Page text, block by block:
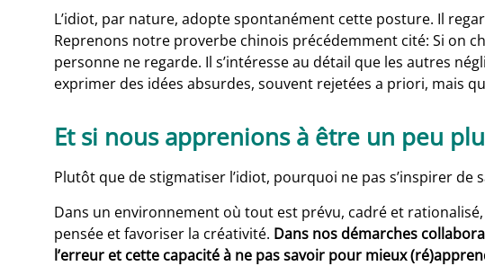
L’idiot, par nature, adopte spontanément cette posture. Il
Reprenons notre proverbe chinois précédemment cité: Si on
personne ne regarde. Il s’intéresse au détail que les autres
exprimer des idées absurdes, souvent rejetées a priori, mais
Et si nous apprenions à être un peu
Plutôt que de stigmatiser l’idiot, pourquoi ne pas s’inspirer de
Dans un environnement où tout est prévu, cadré et
pensée et favoriser la créativité. Dans nos démarches
l’erreur et cette capacité à ne pas savoir pour mieux